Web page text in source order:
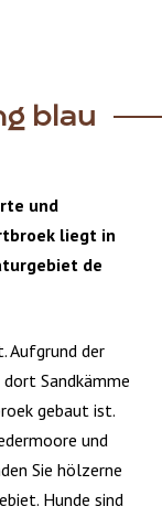
blau
und
liegt in
de
Aufgrund der
Sandkämme
gebaut ist.
und
Sie hölzerne
Hunde sind